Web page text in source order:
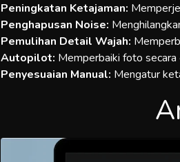
Peningkatan Ketajaman:
Penghapusan Noise:
Pemulihan Detail Wajah:
Autopilot: Memperbaiki foto
Penyesuaian Manual: Mengatur